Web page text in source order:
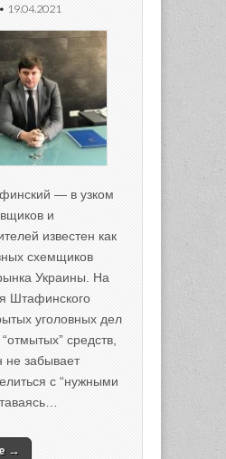
19.04.2021
— в узком
и
известен как
схемщиков
Украины. На
Штафинского
уголовных дел
средств,
не забывает
с “нужными
→